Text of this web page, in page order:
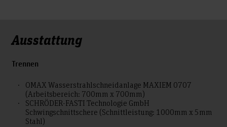
Ausstattung
Trennen
OMAX Wasserstrahlschneidanlage MAXIEM 0707
(Arbeitsbereich: 700mm x 700mm)
SCHRÖDER-FASTI Technologie GmbH
Schwingschnittschere (Schnittleistung: 1000mm x 5mm
Stahl)